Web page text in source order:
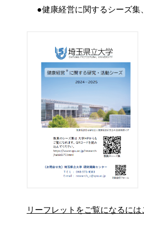
●健康経営に関するシーズ集
リーフレットをご覧になるに